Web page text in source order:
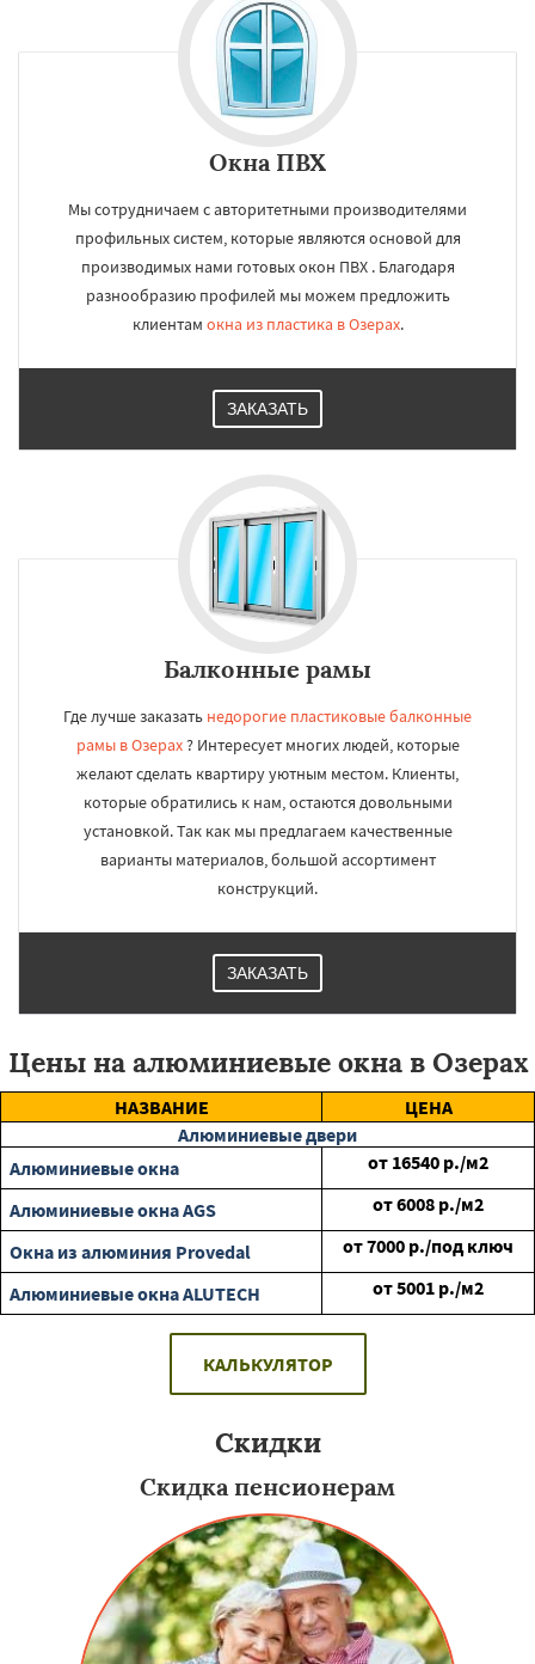
Окна ПВХ
Мы сотрудничаем с авторитетными производителями
профильных систем, которые являются основой для
производимых нами готовых окон ПВХ . Благодаря
разнообразию профилей мы можем предложить
клиентам окна из пластика в Озерах.
ЗАКАЗАТЬ
Балконные рамы
Где лучше заказать недорогие пластиковые балконные
рамы в Озерах? Интересует многих людей, которые
желают сделать квартиру уютным местом. Клиенты,
которые обратились к нам, остаются довольными
установкой. Так как мы предлагаем качественные
варианты материалов, большой ассортимент
конструкций.
ЗАКАЗАТЬ
Цены на алюминиевые окна в Озерах
НАЗВАНИЕ
ЦЕНА
Алюминиевые двери
Алюминиевые окна
от 16540 р./м2
Алюминиевые окна AGS
от6008 р./м2
Окна из алюминия Provedal
от7000 р./под ключ
Алюминиевые окна ALUTECH
от5001 р./м2
КАЛЬКУЛЯТОР
Скидки
Скидка пенсионерам